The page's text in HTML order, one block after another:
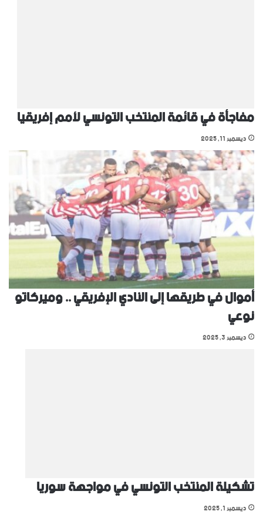
مفاجأة في قائمة المنتخب التونسي ﻷمم إفريقيا
ديسمبر 11, 2025
أموال في طريقها إلى النادي الإفريقي .. وميركاتو
نوعي
ديسمبر 3, 2025
تشكيلة المنتخب التونسي في مواجهة سوريا
ديسمبر 1, 2025